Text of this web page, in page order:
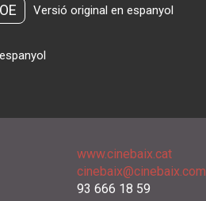
Versió original en espanyol
www.cinebaix.cat
cinebaix@cinebaix.com
93 666 18 59